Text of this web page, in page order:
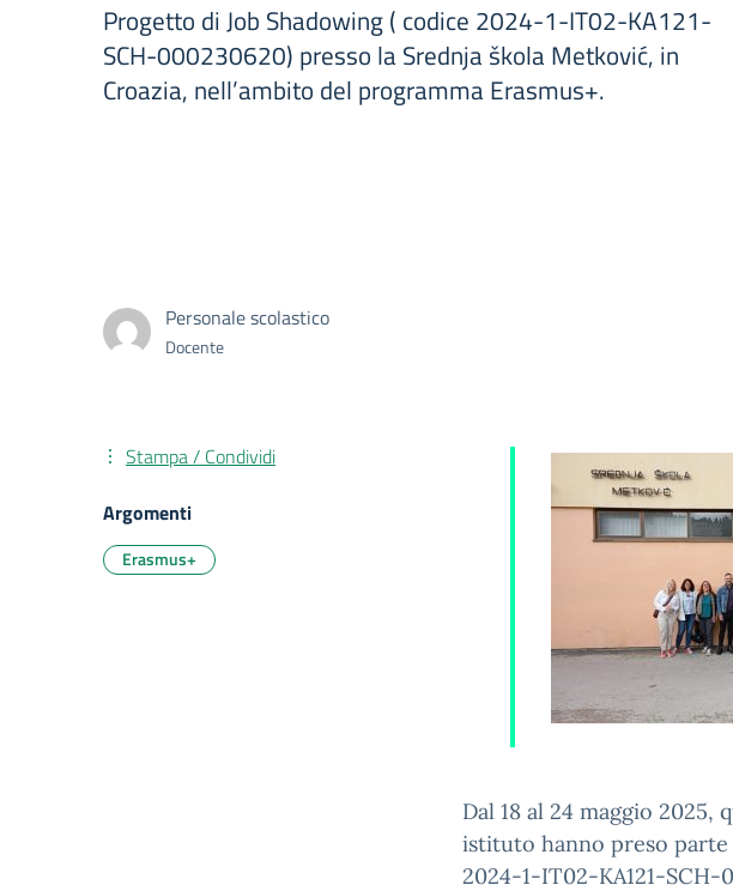
Progetto di Job Shadowing ( codice 2024-1-IT02-KA121-
SCH-000230620) presso la Srednja škola Metković, in
Croazia, nell’ambito del programma Erasmus+.
Personale scolastico
Docente
Dal 18 al 24 maggio
istituto hanno preso
2024-1-IT02-KA121-SCH-
Stampa / Condividi
Argomenti
Erasmus+